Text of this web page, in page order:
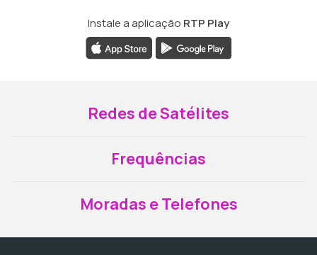
Instale a aplicação RTP Play
Redes de Satélites
Frequências
Moradas e Telefones